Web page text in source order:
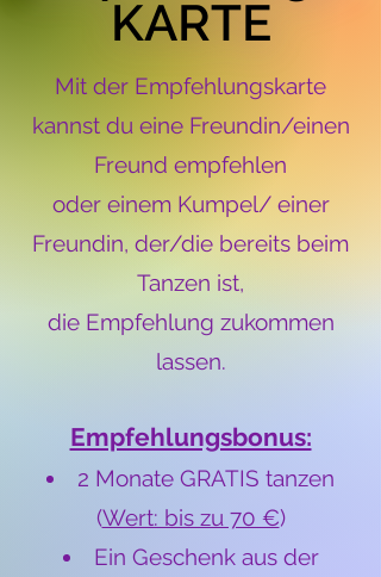
KARTE
KARTE
Mit der Empfehlungskarte
kannst du eine Freundin/einen
Freund empfehlen
oder einem Kumpel/ einer
Freundin, der/die bereits beim
Tanzen ist,
die Empfehlung zukommen
lassen.
Empfehlungsbonus:
2 Monate GRATIS tanzen
(Wert: bis zu 70 €)
Ein Geschenk aus der